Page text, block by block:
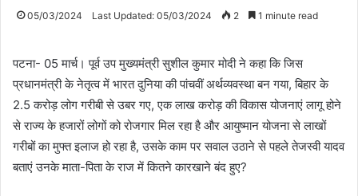
05/03/2024 Last Updated: 05/03/2024 2 1 minute read
पटना- 05 मार्च। पूर्व उप मुख्यमंत्री सुशील कुमार मोदी ने कहा कि जिस
प्रधानमंत्री के नेतृत्व में भारत दुनिया की पांचवीं अर्थव्यवस्था बन गया, बिहार के
2.5 करोड़ लोग गरीबी से उबर गए, एक लाख करोड़ की विकास योजनाएं लागू होने
से राज्य के हजारों लोगों को रोजगार मिल रहा है और आयुष्मान योजना से लाखों
गरीबों का मुफ्त इलाज हो रहा है, उसके काम पर सवाल उठाने से पहले तेजस्वी यादव
बताएं उनके माता-पिता के राज में कितने कारखाने बंद हुए?